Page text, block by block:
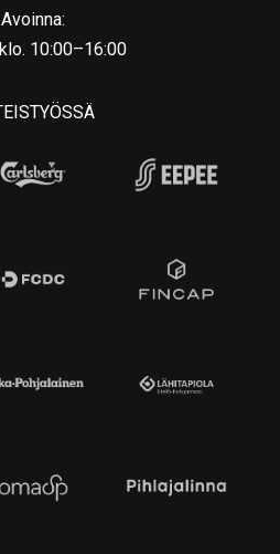
Avoinna:
10:00–16:00